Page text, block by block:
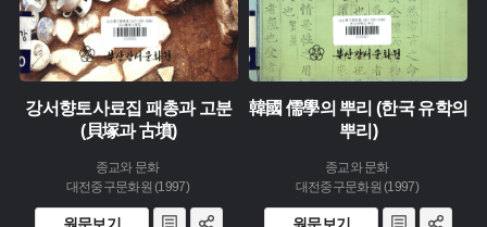
강서향토사료집 패총과 고분
(貝塚과 古墳)
종교와 문화
대전중구문화원 (1997)
韓國 儒學의 뿌리 (한국 유학의
뿌리)
종교와 문화
대전중구문화원 (1997)